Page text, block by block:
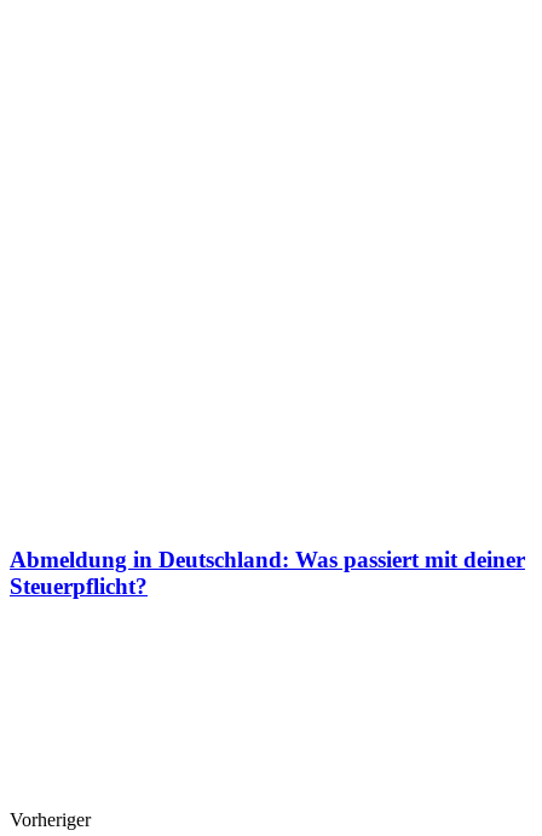
Abmeldung in Deutschland: Was passiert mit deiner
Steuerpflicht?
Vorheriger